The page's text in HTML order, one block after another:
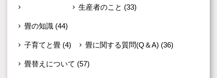
生産者のこと (33)
畳の知識 (44)
子育てと畳 (4) 畳に関する質問(Q＆A) (36)
畳替えについて (57)